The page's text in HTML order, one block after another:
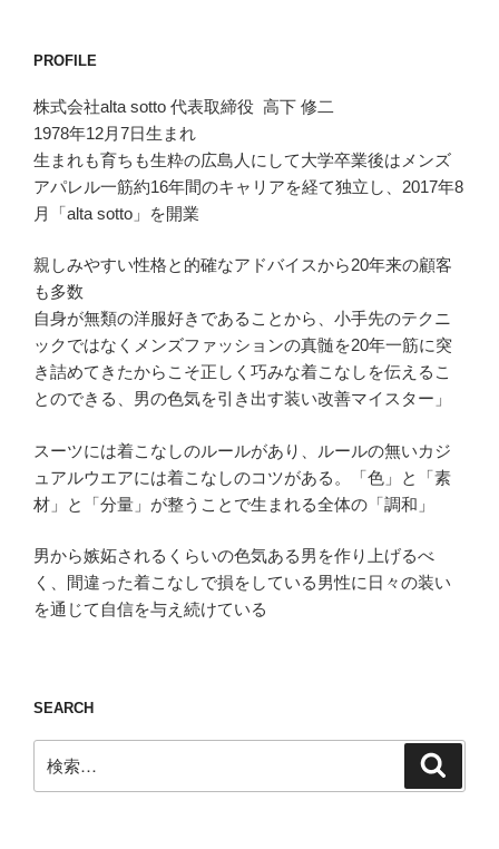
PROFILE
株式会社alta sotto 代表取締役 高下 修二
1978年12月7日生まれ
生まれも育ちも生粋の広島人にして大学卒業後はメンズ
アパレル一筋約16年間のキャリアを経て独立し、2017年8
月「alta sotto」を開業
親しみやすい性格と的確なアドバイスから20年来の顧客
も多数
自身が無類の洋服好きであることから、小手先のテクニ
ックではなくメンズファッションの真髄を20年一筋に突
き詰めてきたからこそ正しく巧みな着こなしを伝えるこ
とのできる、男の色気を引き出す装い改善マイスター」
スーツには着こなしのルールがあり、ルールの無いカジ
ュアルウエアには着こなしのコツがある。「色」と「素
材」と「分量」が整うことで生まれる全体の「調和」
男から嫉妬されるくらいの色気ある男を作り上げるべ
く、間違った着こなしで損をしている男性に日々の装い
を通じて自信を与え続けている
SEARCH
索: